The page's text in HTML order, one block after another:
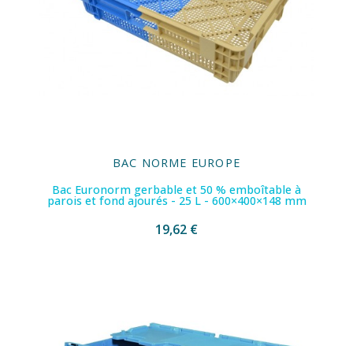
BAC NORME EUROPE
Bac Euronorm gerbable et 50 % emboîtable à
parois et fond ajourés - 25 L - 600×400×148 mm
19,62 €